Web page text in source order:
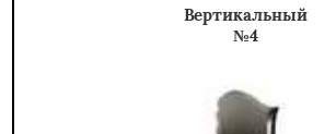
Вертикальный
№4